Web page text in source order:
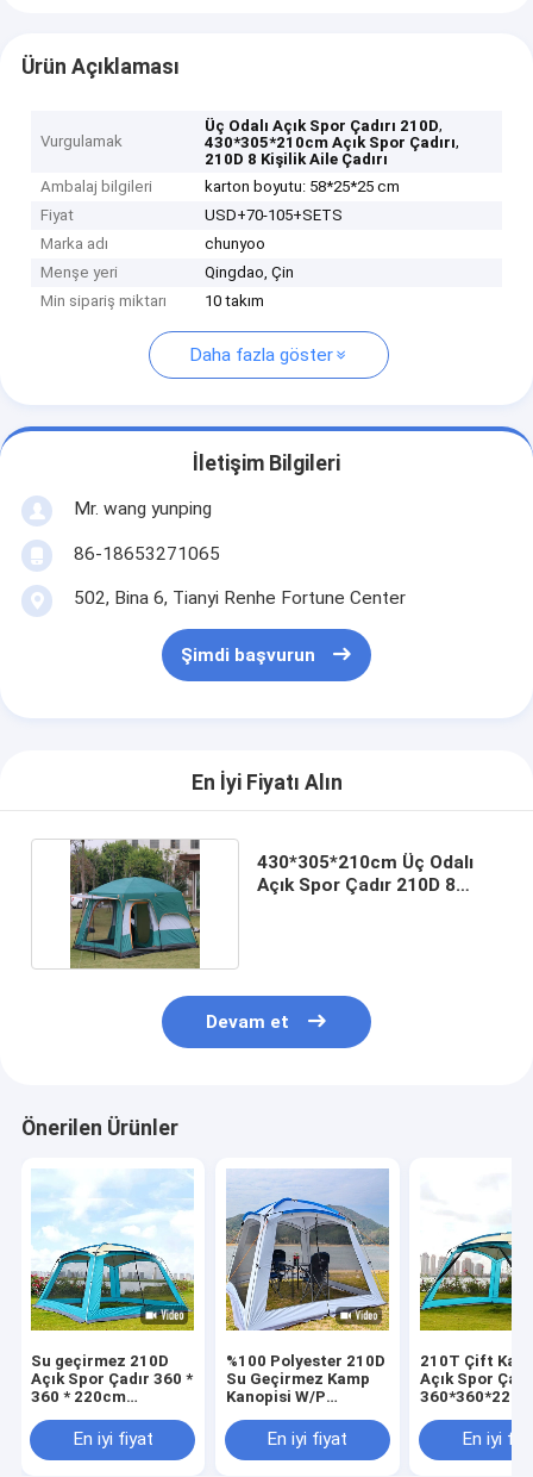
Ürün Açıklaması
Vurgulamak
Üç Odalı Açık Spor Çadırı 210D,
430*305*210cm Açık Spor Çadırı,
210D 8 Kişilik Aile Çadırı
Ambalaj bilgileri
karton boyutu: 58*25*25 cm
Fiyat
USD+70-105+SETS
Marka adı
chunyoo
Menşe yeri
Qingdao, Çin
Min sipariş miktarı
10 takım
Daha fazla göster
İletişim Bilgileri
Mr. wang yunping
86-18653271065
502, Bina 6, Tianyi Renhe Fortune Center
Şimdi başvurun
En İyi Fiyatı Alın
430*305*210cm Üç Odalı
Açık Spor Çadır 210D 8
Devam et
Önerilen Ürünler
Su geçirmez 210D
Açık Spor Çadır 360 *
360 * 220cm
Çadır AilesiEn iyi fiyat
%100 Polyester 210D
Su Geçirmez Kamp
Kanopisi W/P
Çadır
En iyi fiyat
210T Çift
Açık Spor
Kişilik Çadır
En iyi